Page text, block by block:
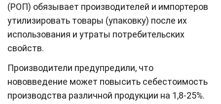
(РОП) обязывает производителей и импортеров
утилизировать товары (упаковку) после их
использования и утраты потребительских
свойств.
Производители предупредили, что
нововведение может повысить себестоимость
производства различной продукции на 1,8-25%.